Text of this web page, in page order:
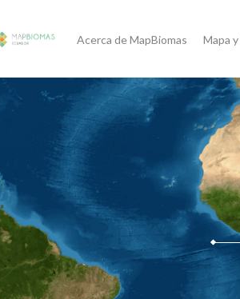
Acerca de MapBiomas Mapa